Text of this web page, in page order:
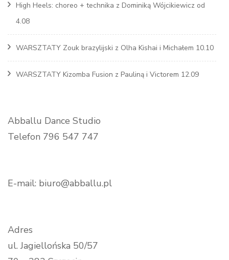
High Heels: choreo + technika z Dominiką Wójcikiewicz od
4.08
WARSZTATY Zouk brazylijski z Olha Kishai i Michałem 10.10
WARSZTATY Kizomba Fusion z Pauliną i Victorem 12.09
Abballu Dance Studio
Telefon 796 547 747
E-mail: biuro@abballu.pl
Adres
ul. Jagiellońska 50/57